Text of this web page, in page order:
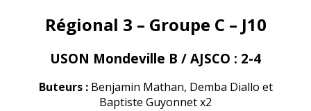
Régional 3 – Groupe C – J10
USON Mondeville B / AJSCO : 2-4
Buteurs : Benjamin Mathan, Demba Diallo et
Baptiste Guyonnet x2